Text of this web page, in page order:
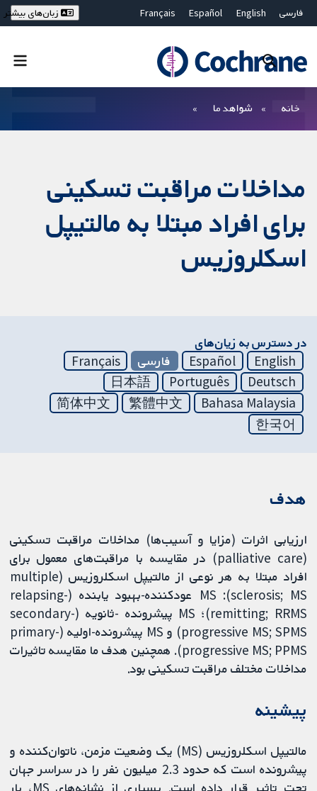
فارسی English
Español
Français
Bahasa Malaysia
ไทย
繁體中文
زبان‌های بیشتر
خانه شواهد ما
مداخلات مراقبت تسکینی
برای افراد مبتلا به مالتیپل
اسکلروزیس
در دسترس به زیان‌های
English
Español فارسی
Français
Deutsch
Português
日本語
Bahasa Malaysia
繁體中文
简体中文
한국어
هدف
ارزیابی اثرات (مزایا و آسیب‌ها) مداخلات مراقبت تسکینی
(palliative care) در مقایسه با مراقبت‌های معمول برای
افراد مبتلا به هر نوعی از مالتیپل اسکلروزیس (multiple
sclerosis; MS): MS عودکننده-بهبود یابنده (relapsing-
remitting; RRMS)؛ MS پیشرونده -ثانویه (secondary-
progressive MS; SPMS) و MS پیشرونده-اولیه (primary-
progressive MS; PPMS). همچنین هدف ما مقایسه تاثیرات
مداخلات مختلف مراقبت تسکینی بود.
پیشینه
مالتیپل اسکلروزیس (MS) یک وضعیت مزمن، ناتوان‌کننده و
پیشرونده است که حدود 2.3 میلیون نفر را در سراسر جهان
تحت تاثیر قرار داده است. بسیاری از نشانه‌های MS، بار